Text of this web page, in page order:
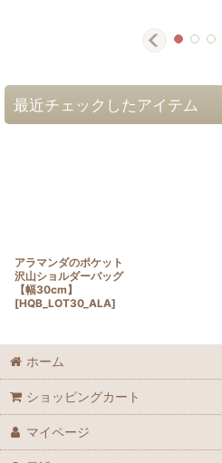
最近チェックしたアイテム
アラマンダのポケット
沢山ショルダーバッグ
【幅30cm】
[HQB_LOT30_ALA]
ホーム
ショッピングカート
マイページ